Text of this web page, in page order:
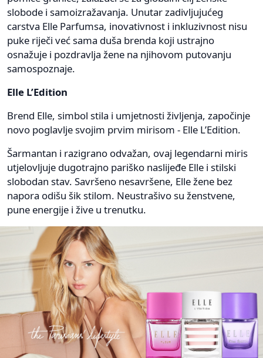
slobode i samoizražavanja. Unutar zadivljujućeg
carstva Elle Parfumsa, inovativnost i inkluzivnost nisu
puke riječi već sama duša brenda koji ustrajno
osnažuje i pozdravlja žene na njihovom putovanju
samospoznaje.
Elle L’Edition
Brend Elle, simbol stila i umjetnosti življenja, započinje
novo poglavlje svojim prvim mirisom - Elle L’Edition.
Šarmantan i razigrano odvažan, ovaj legendarni miris
utjelovljuje dugotrajno pariško naslijeđe Elle i stilski
slobodan stav. Savršeno nesavršene, Elle žene bez
napora odišu šik stilom. Neustrašivo su ženstvene,
pune energije i žive u trenutku.